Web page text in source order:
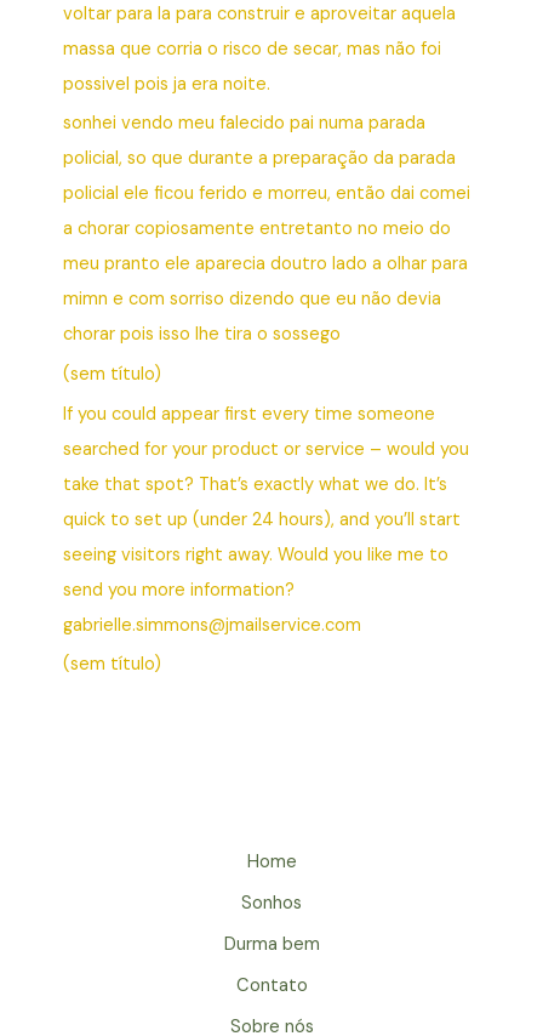
voltar para la para construir e aproveitar aquela
massa que corria o risco de secar, mas não foi
possivel pois ja era noite.
sonhei vendo meu falecido pai numa parada
policial, so que durante a preparação da parada
policial ele ficou ferido e morreu, então dai comei
a chorar copiosamente entretanto no meio do
meu pranto ele aparecia doutro lado a olhar para
mimn e com sorriso dizendo que eu não devia
chorar pois isso lhe tira o sossego
(sem título)
If you could appear first every time someone
searched for your product or service – would you
take that spot? That’s exactly what we do. It’s
quick to set up (under 24 hours), and you’ll start
seeing visitors right away. Would you like me to
send you more information?
gabrielle.simmons@jmailservice.com
(sem título)
Home
Sonhos
Durma bem
Contato
Sobre nós